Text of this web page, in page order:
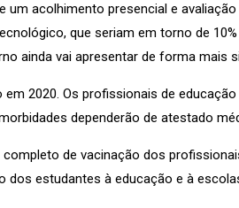
acolhimento presencial e
que seriam em torno de
ainda vai apresentar de forma mais
2020. Os profissionais de educação
dependerão de atestado
de vacinação dos
dos estudantes à educação e à